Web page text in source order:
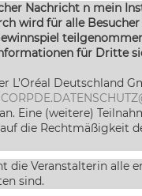
Nachricht n mein
wird für alle
für Dritte
Deutschland
Eine (weitere)
die Rechtmäßigkeit
Veranstalterin alle
sind.